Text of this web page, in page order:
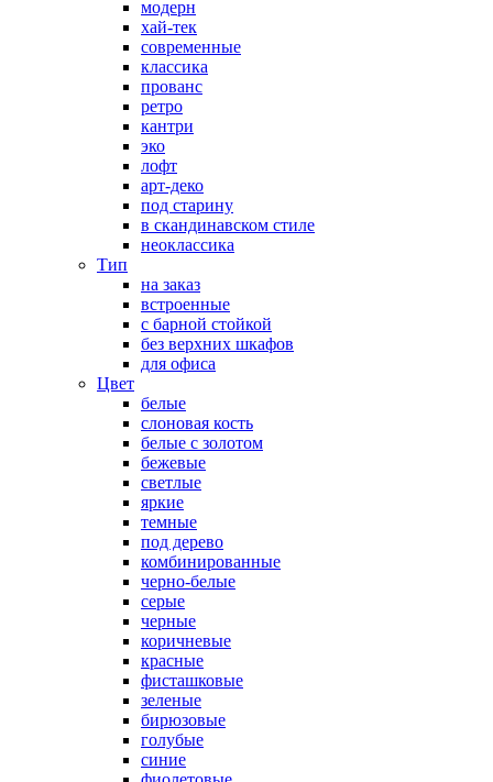
модерн
хай-тек
современные
классика
прованс
ретро
кантри
эко
лофт
арт-деко
под старину
в скандинавском стиле
неоклассика
Тип
на заказ
встроенные
с барной стойкой
без верхних шкафов
для офиса
Цвет
белые
слоновая кость
белые с золотом
бежевые
светлые
яркие
темные
под дерево
комбинированные
черно-белые
серые
черные
коричневые
красные
фисташковые
зеленые
бирюзовые
голубые
синие